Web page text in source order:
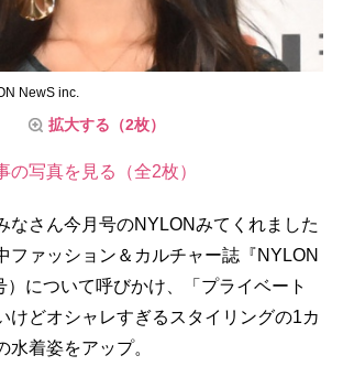
NewS inc.
拡大する（2枚）
の写真を見る（全2枚）
さん今月号のNYLONみてくれました
ファッション＆カルチャー誌『NYLON
について呼びかけ、「プライベート
けどオシャレすぎるスタイリングの1カ
水着姿をアップ。